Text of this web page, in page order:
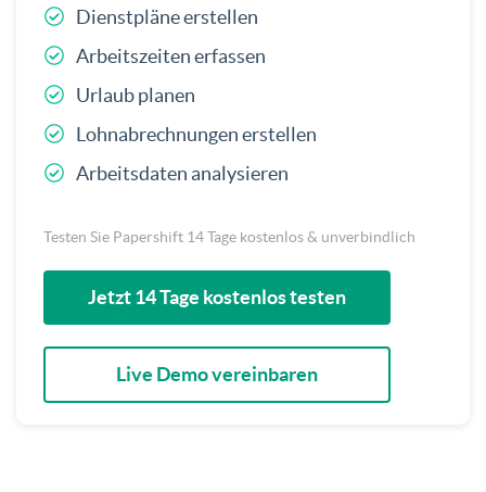
Dienstpläne erstellen
Arbeitszeiten erfassen
Urlaub planen
Lohnabrechnungen erstellen
Arbeitsdaten analysieren
Testen Sie Papershift 14 Tage kostenlos & unverbindlich
Jetzt 14 Tage kostenlos testen
Live Demo vereinbaren